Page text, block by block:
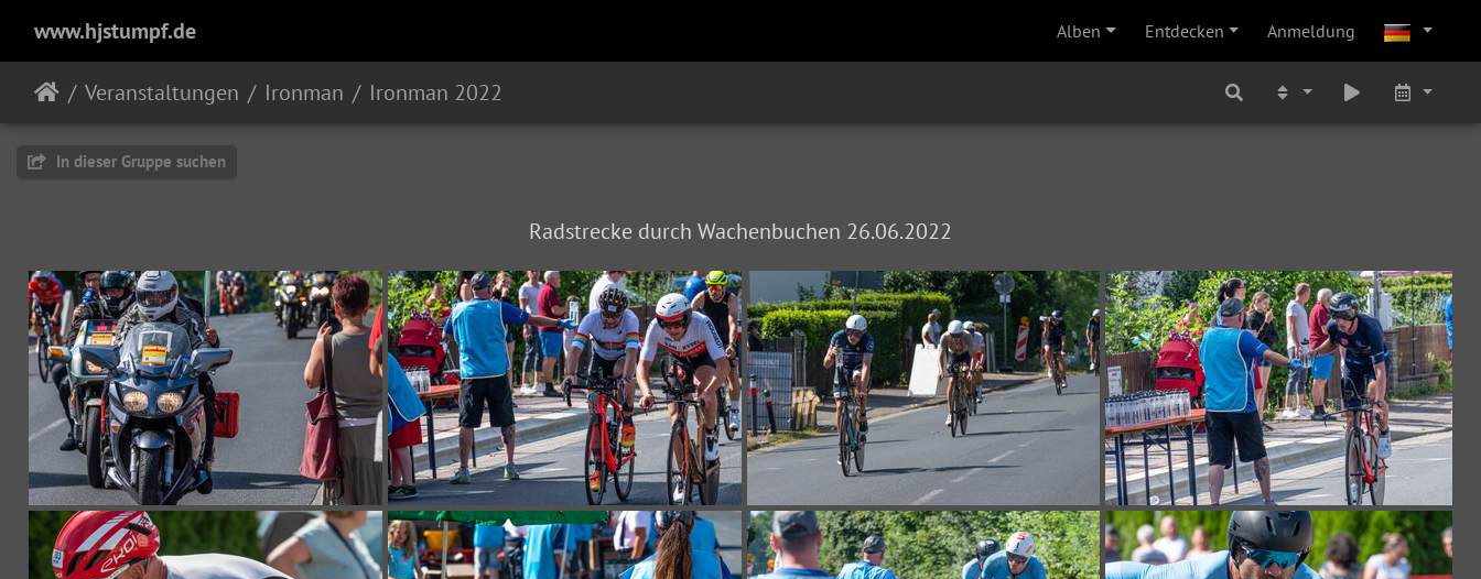
www.hjstumpf.de Alben Entdecken Anmeldung
Veranstaltungen Ironman Ironman 2022
In dieser Gruppe suchen
Radstrecke durch Wachenbuchen 26.06.2022